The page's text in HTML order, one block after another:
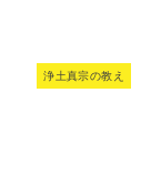
浄土真宗の教え